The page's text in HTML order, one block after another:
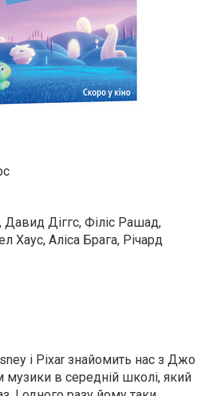
Діггс, Філіс Рашад,
Хаус, Аліса Брага, Річард
і Pixar знайомить нас з Джо
в середній школі, який